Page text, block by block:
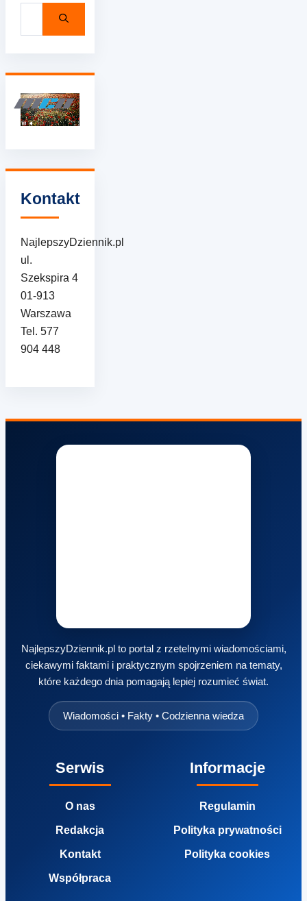
Kontakt
NajlepszyDziennik.pl
ul.
Szekspira 4
01-913
Warszawa
Tel. 577
904 448
NajlepszyDziennik.pl to portal z rzetelnymi wiadomościami,
ciekawymi faktami i praktycznym spojrzeniem na tematy,
które każdego dnia pomagają lepiej rozumieć świat.
Wiadomości • Fakty • Codzienna wiedza
Serwis
O nas
Redakcja
Kontakt
Współpraca
Informacje
Regulamin
Polityka prywatności
Polityka cookies